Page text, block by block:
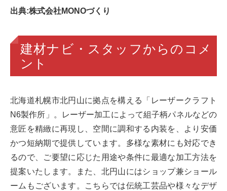
出典:株式会社MONOづくり
建材ナビ・スタッフからのコメ
ント
北海道札幌市北円山に拠点を構える「レーザークラフト
N6製作所」。レーザー加工によって組子柄パネルなどの
意匠を精緻に再現し、空間に調和する内装を、より安価
かつ短納期で提供しています。多様な素材にも対応でき
るので、ご要望に応じた用途や条件に最適な加工方法を
提案いたします。また、北円山にはショップ兼ショール
ームもございます。こちらでは伝統工芸品や様々なデザ